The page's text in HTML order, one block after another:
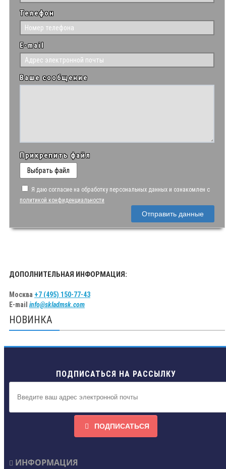
Телефон
E-mail
Ваше сообщение
Прикрепить файл
Выбрать файл
Я даю согласие на обработку персональных данных и ознакомлен с
политикой конфиденциальности
Отправить данные
ДОПОЛНИТЕЛЬНАЯ ИНФОРМАЦИЯ:
Москва +7 (495) 150-77-43
E-mail info@skladmsk.com
НОВИНКА
ПОДПИСАТЬСЯ НА РАССЫЛКУ
ПОДПИСАТЬСЯ
ИНФОРМАЦИЯ